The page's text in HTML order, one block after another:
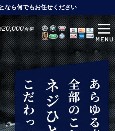
なら何でもお任せください
20,000台突